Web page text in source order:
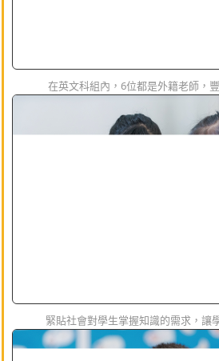
在英文科組內，6位都是外籍老師，
緊貼社會對學生掌握知識的需求，讓